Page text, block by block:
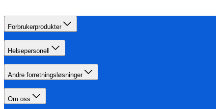
Forbrukerprodukter
Helsepersonell
Andre forretningsløsninger
Om oss